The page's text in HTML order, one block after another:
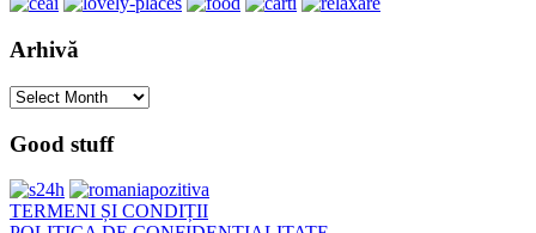
Arhivă
Arhivă
Good stuff
TERMENI ȘI CONDIȚII